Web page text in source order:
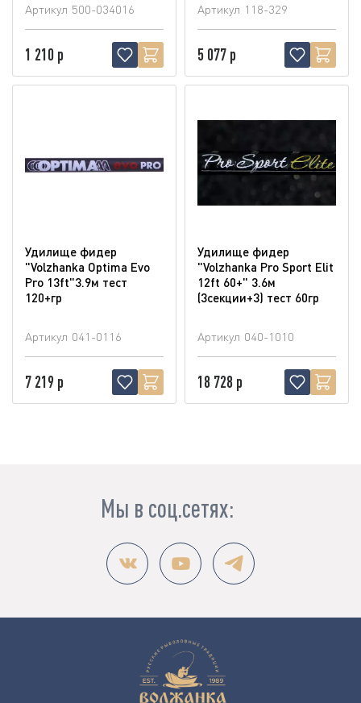
Артикул 500-034016
1 210 р
Артикул 118-329
5 077 р
Удилище фидер
"Volzhanka Optima Evo
Pro 13ft"3.9м тест
120+гр
Артикул 041-0116
7 219 р
Удилище фидер
"Volzhanka Pro Sport Elit
12ft 60+" 3.6м
(3секции+3) тест 60гр
Артикул 040-1010
18 728 р
Мы в соц.сетях: